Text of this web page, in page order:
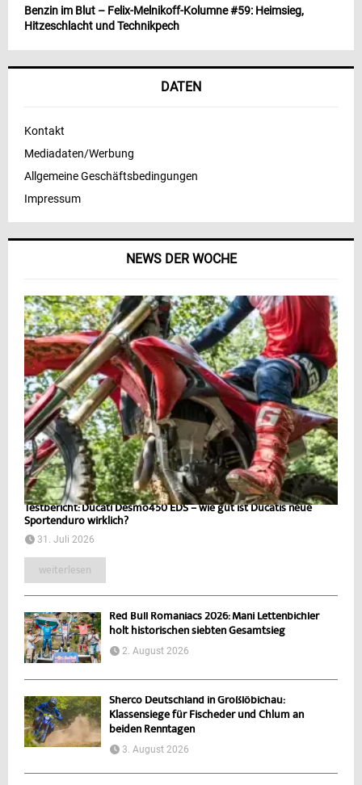
NEWS DER WOCHE
Testbericht: Ducati Desmo450 EDS – wie gut ist Ducatis neue
Sportenduro wirklich?
31. Juli 2026
weiterlesen
Red Bull Romaniacs 2026: Mani Lettenbichler
holt historischen siebten Gesamtsieg
2. August 2026
Sherco Deutschland in Großlöbichau:
Klassensiege für Fischeder und Chlum an
beiden Renntagen
3. August 2026
Benzin im Blut – Felix-Melnikoff-Kolumne #59: Heimsieg,
Hitzeschlacht und Technikpech
DATEN
Kontakt
Mediadaten/Werbung
Allgemeine Geschäftsbedingungen
Impressum